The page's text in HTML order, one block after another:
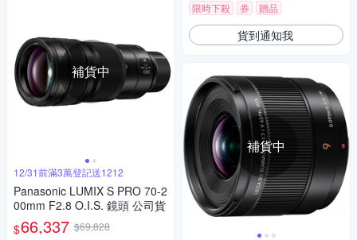
補貨中
12/31前滿3萬登記送1212
Panasonic LUMIX S PRO 70-2
00mm F2.8 O.I.S. 鏡頭 公司貨
$66,337 $69,828
限時下殺 券 贈品
貨到通知我
補貨中